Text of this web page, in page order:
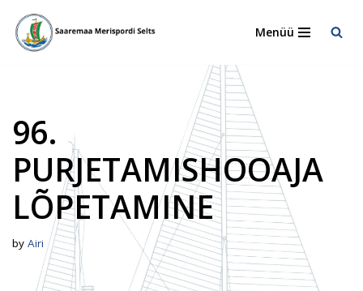
Skip
Menüü
96.
PURJETAMISHOOAJA
LÕPETAMINE
by Airi